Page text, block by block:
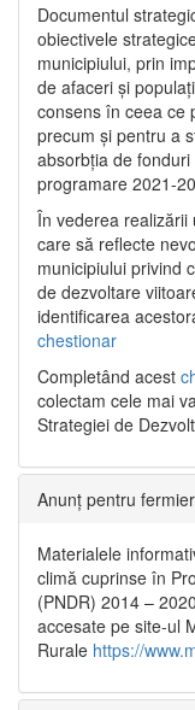
Documentul
obiectivele
municipiului, prin
de afaceri și
consens în ceea ce
precum și pentru a
absorbția de
programare 2021-
În vederea realizării
care să reflecte
municipiului privind
de dezvoltare
identificarea
chestionar
Completând acest
colectam cele mai
Strategiei de
Anunț pentru
Materialele
climă cuprinse în
(PNDR) 2014 –
accesate pe site-ul
Rurale https://